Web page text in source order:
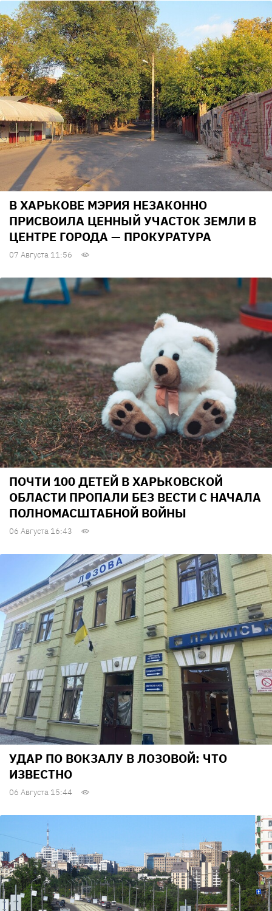
В ХАРЬКОВЕ МЭРИЯ НЕЗАКОННО
ПРИСВОИЛА ЦЕННЫЙ УЧАСТОК ЗЕМЛИ В
ЦЕНТРЕ ГОРОДА — ПРОКУРАТУРА
07 Августа 11:56
ПОЧТИ 100 ДЕТЕЙ В ХАРЬКОВСКОЙ
ОБЛАСТИ ПРОПАЛИ БЕЗ ВЕСТИ С НАЧАЛА
ПОЛНОМАСШТАБНОЙ ВОЙНЫ
06 Августа 16:43
УДАР ПО ВОКЗАЛУ В ЛОЗОВОЙ: ЧТО
ИЗВЕСТНО
06 Августа 15:44